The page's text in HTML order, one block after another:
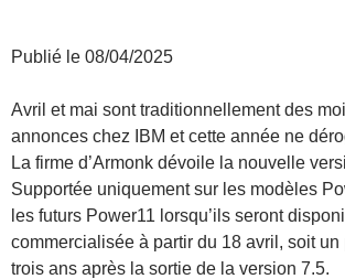
Publié le 08/04/2025
Avril et mai sont traditionnellement des
annonces chez IBM et cette année ne
La firme d’Armonk dévoile la nouvelle
Supportée uniquement sur les modèles
les futurs Power11 lorsqu’ils seront
commercialisée à partir du 18 avril, soit un
trois ans après la sortie de la version 7.5.